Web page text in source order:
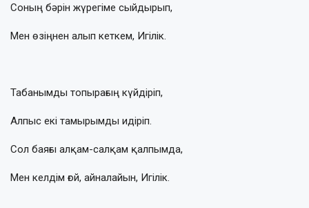
Соның бәрін жүрегіме сыйдырып,
Мен өзіңнен алып кеткем, Игілік.
Табанымды топырағың күйдіріп,
Алпыс екі тамырымды идіріп.
Сол баяғы алқам-салқам қалпымда,
Мен келдім ғой, айналайын, Игілік.